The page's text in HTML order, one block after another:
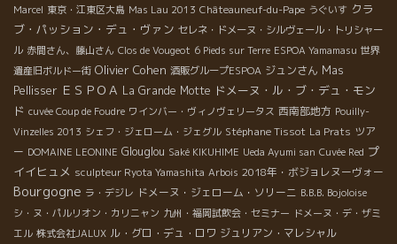
Marcel 東京・江東区大島 Mas Lau 2013 Châteauneuf-du-Pape うぐいす クラ
ブ・パッション・デュ・ヴァン セレネ・ドメーヌ・シルヴェール・トリシャー
ル 赤間さん、藤山さん Clos de Vougeot 6 Pieds sur Terre ESPOA Yamamasu 世界
遺産旧ボルドー街 Olivier Cohen 酒販グループESPOA ジュンさん Mas
Pellisser ＥＳＰＯＡ La Grande Motte ドメーヌ・ル・ブ・デュ・モン
ド cuvée Coup de Foudre ワインバー・ヴィノヴェリータス 西南部地方 Pouilly-
Vinzelles 2013 シェフ・ジェローム・ジェグル Stéphane Tissot La Prats ツア
ー DOMAINE LEONINE Glouglou Saké KIKUHIME Ueda Ayumi san Cuvée Red プ
イイヒュメ sculpteur Ryota Yamashita Arbois 2018年・ボジョレヌーヴォー
Bourgogne ラ・デジレ ドメーヌ・ジェローム・ソリーニ B.B.B. Bojoloise
シ・ヌ・パルリオン・カリニャン 九州・福岡試飲会・セミナー ドメーヌ・デ・ザミ
エル 株式会社JALUX ル・グロ・デュ・ロワ ジュリアン・マレシャル